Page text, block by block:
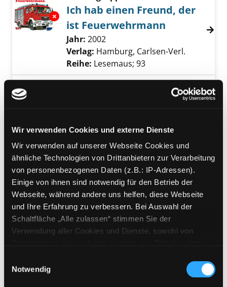
Wir verwenden Cookies und externe Dienste
Wir verwenden auf unserer Webseite Cookies und
ähnliche Technologien von Drittanbietern zur Verarbeitung
von personenbezogenen Daten (z.B.: IP-Adressen).
Einige von ihnen sind notwendig für den Betrieb der
Webseite, während andere uns helfen, diese Webseite
und Ihre Erfahrung zu verbessern. Bei Auswahl der
Schaltfläche „Alle zulassen“ stimmen Sie der
Verwendung aller Cookies und Dienste, sowohl von
Cookies von Drittanbietern, eine Verarbeitung in
unsicheren Drittländern (Länder außerhalb des EWR
Notwendig
Exemplar-Details von Ich hab einen Freund,
Ich hab einen Freund, der
ist Feuerwehrmann
Suche nach diesem Verfasser
Jahr: 2002
Verlag: Hamburg, Carlsen-Verl.
Reihe: Lesemaus; 93
Kinderbuch
Ich hab einen Freund, der
Suche nach diesem Verfasser
Jahr:2001
Verlag:
Hamburg, Carlsen-Verl.
Reihe:
Lesemaus; 48
Exemplar-Details von Ich hab eine Freundin,
Mediengruppe:Kinderbuch
Ich hab eine Freundin, die
ist Tierärztin
Suche nach diesem Verfasser
Jahr:2014
Verlag: Hamburg, Carlsen-Verl.
Große Erfinderinnen und